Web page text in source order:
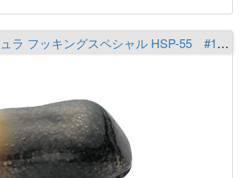
TIEMCO ヴァジュラ フッキングスペシャル HSP-55 #19 オレンジヘッド/スモークラメ